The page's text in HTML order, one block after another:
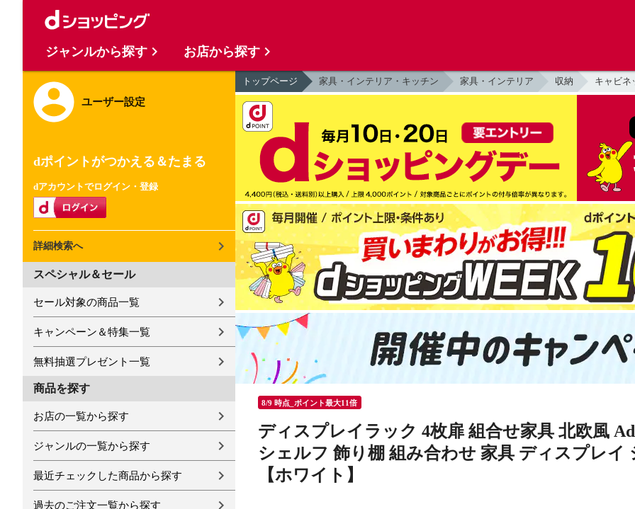
ユーザー設定
dポイントがつかえる＆たまる
dアカウントでログイン・登録
詳細検索へ
スペシャル＆セール
セール対象の商品一覧
キャンペーン＆特集一覧
無料抽選プレゼント一覧
商品を探す
お店の一覧から探す
ジャンルの一覧から探す
最近チェックした商品から探す
過去のご注文一覧から探す
トップページ 家具・インテリア・キッチン 家具・インテリア 収納 キャビネ
8/9 時点_ポイント最大11倍
ディスプレイラック 4枚扉 組合せ家具 北欧風
シェルフ 飾り棚 組み合わせ 家具 ディスプレ
【ホワイト】
ジャンルから探す お店から探す